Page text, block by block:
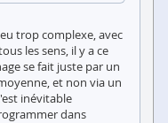
trop complexe, avec
les sens, il y a ce
se fait juste par un
et non via un
inévitable
dans